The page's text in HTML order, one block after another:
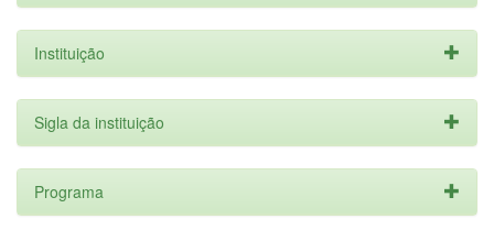
Instituição
Sigla da instituição
Programa